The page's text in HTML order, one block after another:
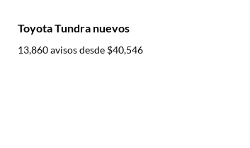
Toyota Tundra nuevos
13,860 avisos desde $40,546